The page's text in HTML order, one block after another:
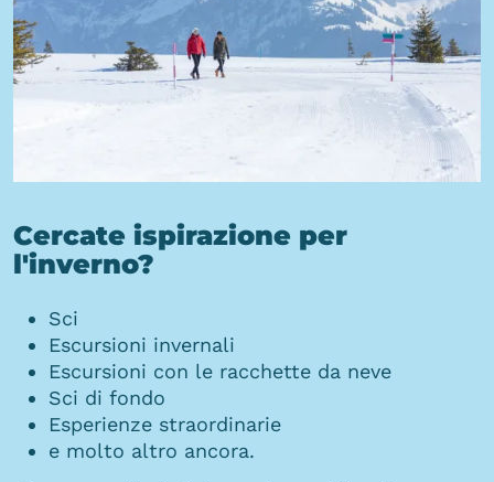
Cercate ispirazione per
l'inverno?
Sci
Escursioni invernali
Escursioni con le racchette da neve
Sci di fondo
Esperienze straordinarie
e molto altro ancora.